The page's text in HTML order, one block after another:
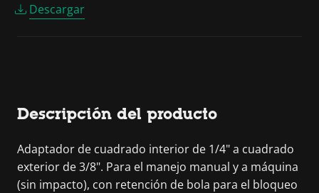
Descargar
Descripción del producto
Adaptador de cuadrado interior de 1/4" a cuadrado
exterior de 3/8". Para el manejo manual y a máquina
(sin impacto), con retención de bola para el bloqueo